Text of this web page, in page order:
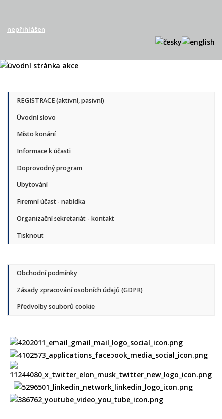
nepřihlášen
REGISTRACE (aktivní, pasivní)
Úvodní slovo
Místo konání
Informace k účasti
Doprovodný program
Ubytování
Firemní účast - nabídka
Organizační sekretariát - kontakt
Tisknout
Obchodní podmínky
Zásady zpracování osobních údajů (GDPR)
Předvolby souborů cookie